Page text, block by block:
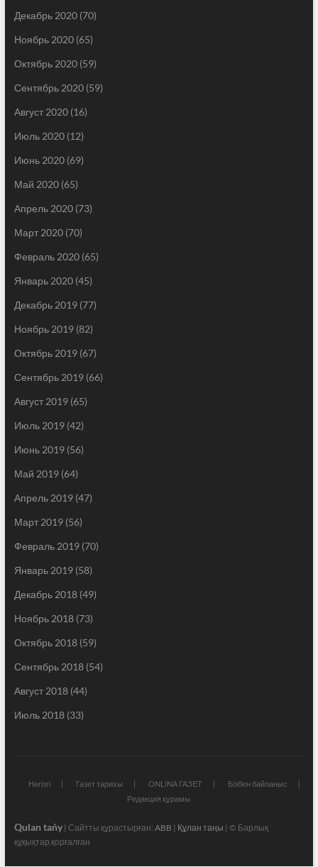
Декабрь 2020(70)
Ноябрь 2020(65)
Октябрь 2020(59)
Сентябрь 2020(59)
Август 2020(16)
Июль 2020(12)
Июнь 2020(69)
Май 2020(65)
Апрель 2020(73)
Март 2020(70)
Февраль 2020(65)
Январь 2020(45)
Декабрь 2019(77)
Ноябрь 2019(82)
Октябрь 2019(67)
Сентябрь 2019(66)
Август 2019(65)
Июль 2019(42)
Июнь 2019(56)
Май 2019(64)
Апрель 2019(47)
Март 2019(56)
Февраль 2019(70)
Январь 2019(58)
Декабрь 2018(49)
Ноябрь 2018(73)
Октябрь 2018(59)
Сентябрь 2018(54)
Август 2018(44)
Июль 2018(33)
Негізгі Газет тарихы ONLINA ГАЗЕТ
Бізбен байланыс
Редакция құрамы
Qulan tańy| Сайтты құрастырған: ABB | Құлан таңы | © Барлық
құқықтар қорғалған